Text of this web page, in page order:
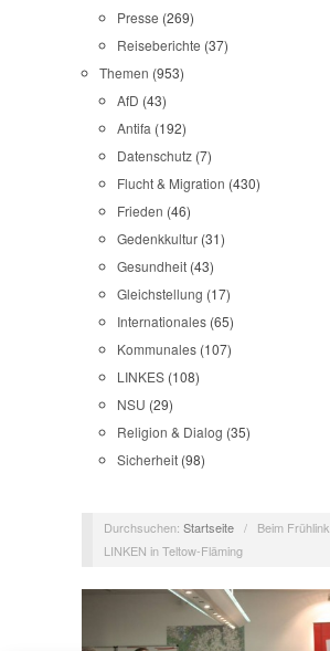
Presse (269)
Reiseberichte (37)
Themen (953)
AfD (43)
Antifa (192)
Datenschutz (7)
Flucht & Migration (430)
Frieden (46)
Gedenkkultur (31)
Gesundheit (43)
Gleichstellung (17)
Internationales (65)
Kommunales (107)
LINKES (108)
NSU (29)
Religion & Dialog (35)
Sicherheit (98)
Durchsuchen: Startseite /
Beim
LINKEN in Teltow-Fläming